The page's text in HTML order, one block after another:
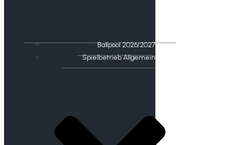
Ballpool 2026/2027
Spielbetrieb Allgemein